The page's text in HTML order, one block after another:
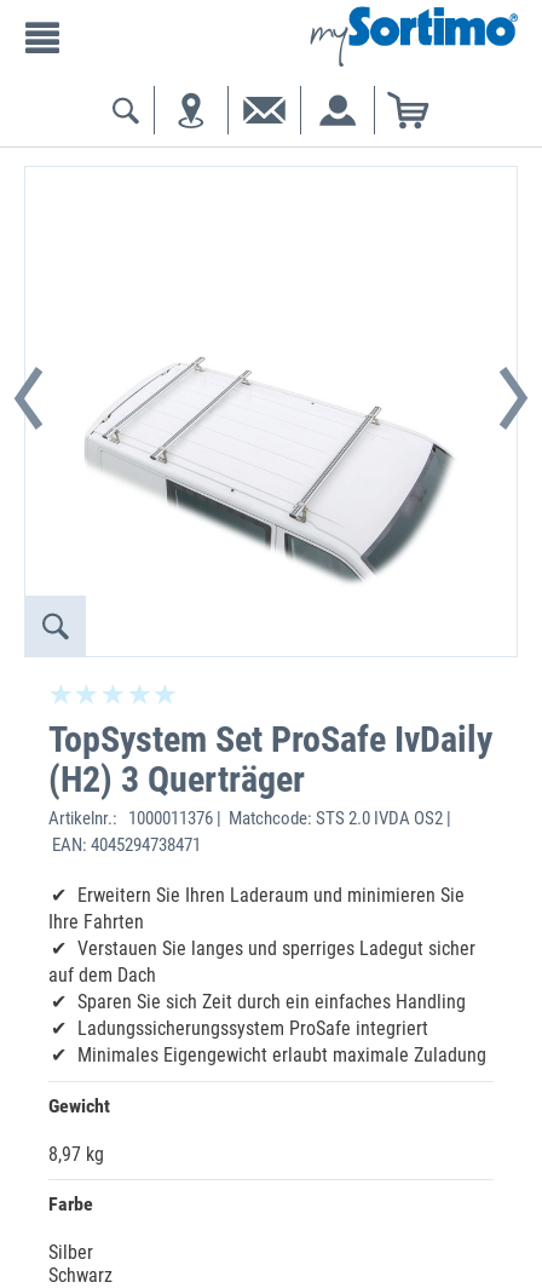
TopSystem Set ProSafe IvDaily
(H2) 3 Querträger
Artikelnr.:
1000011376 | Matchcode: STS 2.0 IVDA OS2 |
EAN: 4045294738471
Erweitern Sie Ihren Laderaum und minimieren Sie
Ihre Fahrten
Verstauen Sie langes und sperriges Ladegut sicher
auf dem Dach
Sparen Sie sich Zeit durch ein einfaches Handling
Ladungssicherungssystem ProSafe integriert
Minimales Eigengewicht erlaubt maximale Zuladung
Gewicht
8,97 kg
Farbe
Silber
Schwarz